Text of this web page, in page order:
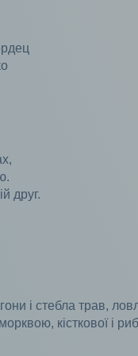
друг.
і стебла трав,
кісткової і